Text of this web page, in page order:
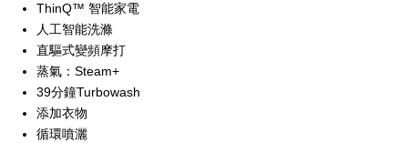
ThinQ™ 智能家電
人工智能洗滌
直驅式變頻摩打
蒸氣：Steam+
39分鐘Turbowash
添加衣物
循環噴灑